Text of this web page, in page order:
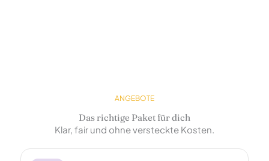
ANGEBOTE
Das richtige Paket für dich
Klar, fair und ohne versteckte Kosten.